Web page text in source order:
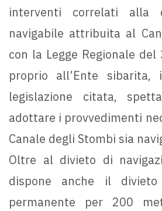
interventi correlati alla
navigabile attribuita al
con la Legge Regionale
proprio all’Ente sibarita,
legislazione citata,
adottare i provvedimenti
Canale degli Stombi sia
Oltre al divieto di
dispone anche il
permanente per 200